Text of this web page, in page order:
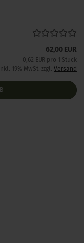
62,00 EUR
0,62 EUR pro 1 Stück
inkl. 19% MwSt. zzgl. Versand